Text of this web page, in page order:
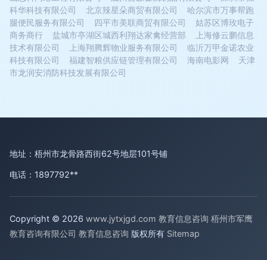
科华科技有限公司
北京辣星朵商贸有限公司
哈尔滨市万事帮跑
腿便民服务有限公司
四平市美联商贸有限公司
姑苏区博玫电子
商务商行
盐城市亭湖区城西利翔达家禽经营部
上海修云鹏信息
技术有限公司
上海翔腾辉物业服务有限公司
临沂万甲金诺农业
科技有限公司
福建智粮供应链管理有限公司 海南电影网
天津
市龙润安消防科技发展有限公司
地址：梧州市龙骨路西街62号地层101号铺
电话：1897792**
Copyright © 2026 www.jytxjgd.com 教育信息咨询 梧州市军鹰
教育咨询有限公司 教育信息咨询 版权所有 Sitemap